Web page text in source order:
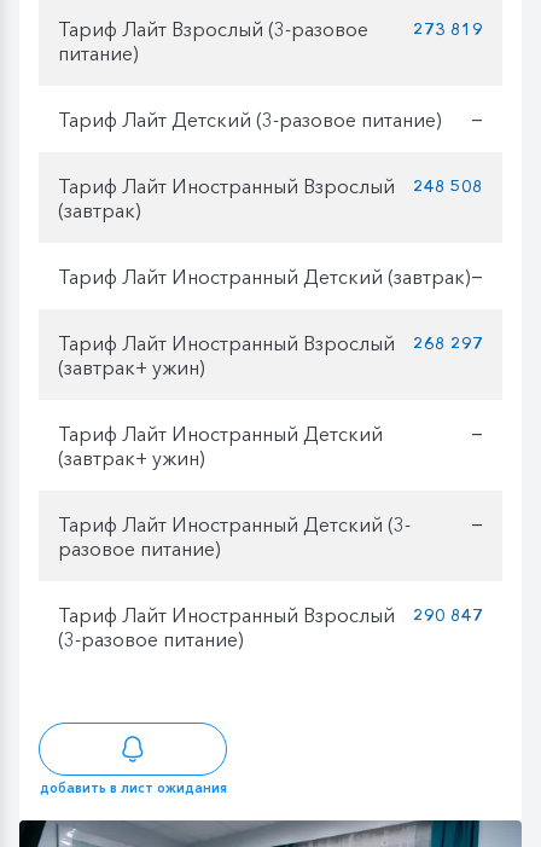
Тариф Лайт Взрослый (3-разовое
питание)
273 819
Тариф Лайт Детский (3-разовое питание) —
Тариф Лайт Иностранный Взрослый
(завтрак)
248 508
Тариф Лайт Иностранный Детский (завтрак)—
Тариф Лайт Иностранный Взрослый
(завтрак+ ужин)
268 297
Тариф Лайт Иностранный Детский
(завтрак+ ужин)
—
Тариф Лайт Иностранный Детский (3-
разовое питание)
—
Тариф Лайт Иностранный Взрослый
(3-разовое питание)
290 847
добавить в лист ожидания